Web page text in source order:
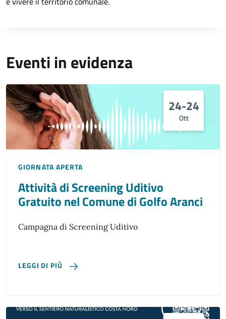
Eventi in evidenza
24-24
Ott
GIORNATA APERTA
Attività di Screening Uditivo
Gratuito nel Comune di Golfo Aranci
Campagna di Screening Uditivo
LEGGI DI PIÙ